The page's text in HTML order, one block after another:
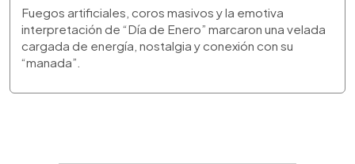
Fuegos artificiales, coros masivos y la emotiva
interpretación de “Día de Enero” marcaron una velada
cargada de energía, nostalgia y conexión con su
“manada”.